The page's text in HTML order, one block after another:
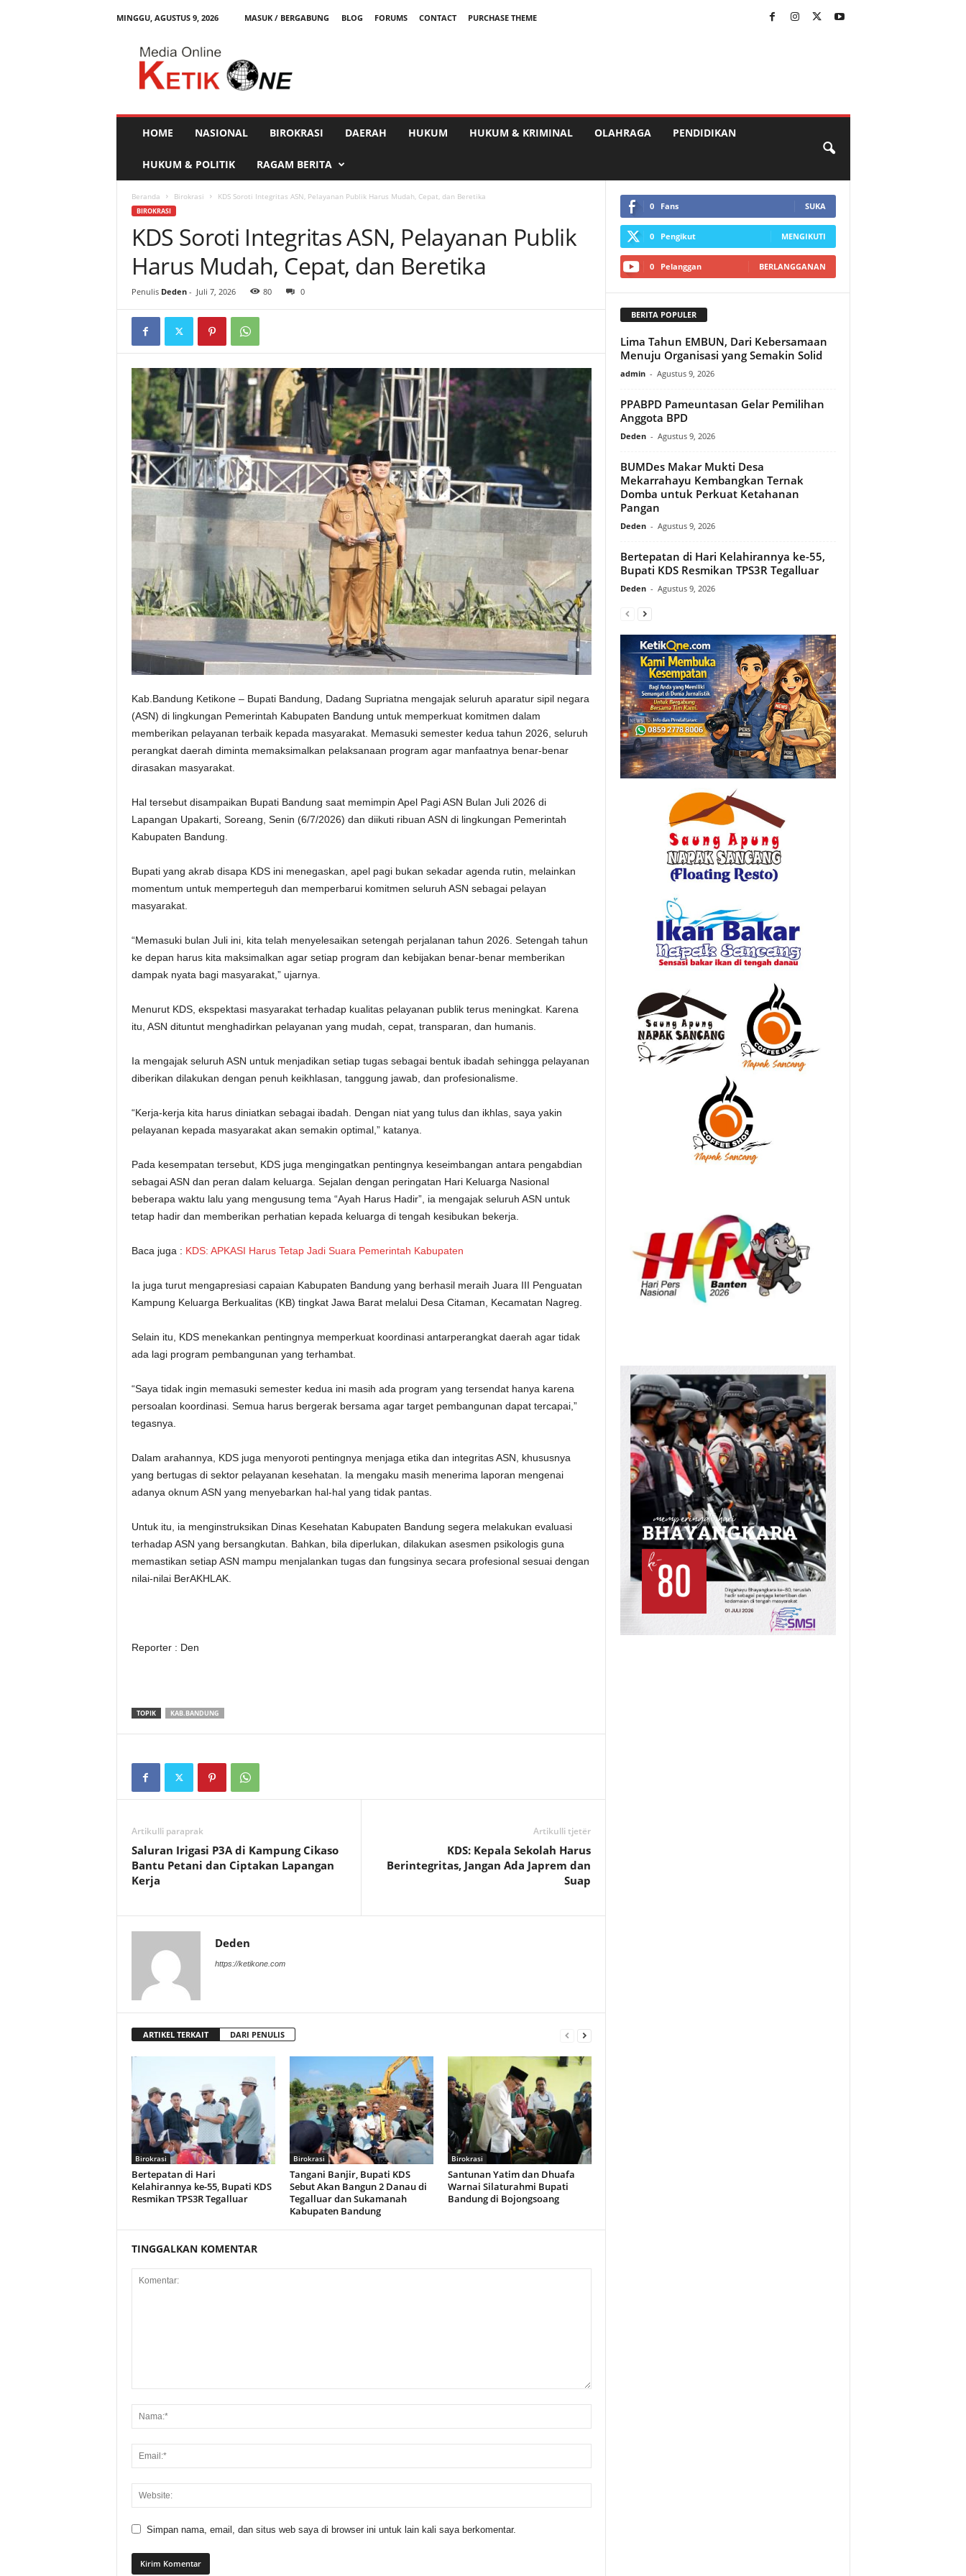
MINGGU, AGUSTUS 9, 2026 MASUK / BERGABUNG BLOG FORUMS CONTACT
PURCHASE THEME
HOME NASIONAL BIROKRASI DAERAH HUKUM HUKUM & KRIMINAL OLAHRAGA PENDIDIKAN
HUKUM & POLITIK RAGAM BERITA
Beranda Birokrasi KDS Soroti Integritas ASN, Pelayanan Publik Harus Mudah, Cepat, dan Beretika
BIROKRASI
KDS Soroti Integritas ASN, Pelayanan Publik
Harus Mudah, Cepat, dan Beretika
Penulis Deden- Juli 7, 2026 80 0
Kab.Bandung Ketikone – Bupati Bandung, Dadang Supriatna mengajak seluruh aparatur sipil negara
(ASN) di lingkungan Pemerintah Kabupaten Bandung untuk memperkuat komitmen dalam
memberikan pelayanan terbaik kepada masyarakat. Memasuki semester kedua tahun 2026, seluruh
perangkat daerah diminta memaksimalkan pelaksanaan program agar manfaatnya benar-benar
dirasakan masyarakat.
Hal tersebut disampaikan Bupati Bandung saat memimpin Apel Pagi ASN Bulan Juli 2026 di
Lapangan Upakarti, Soreang, Senin (6/7/2026) dan diikuti ribuan ASN di lingkungan Pemerintah
Kabupaten Bandung.
Bupati yang akrab disapa KDS ini menegaskan, apel pagi bukan sekadar agenda rutin, melainkan
momentum untuk memperteguh dan memperbarui komitmen seluruh ASN sebagai pelayan
masyarakat.
“Memasuki bulan Juli ini, kita telah menyelesaikan setengah perjalanan tahun 2026. Setengah tahun
ke depan harus kita maksimalkan agar setiap program dan kebijakan benar-benar memberikan
dampak nyata bagi masyarakat,” ujarnya.
Menurut KDS, ekspektasi masyarakat terhadap kualitas pelayanan publik terus meningkat. Karena
itu, ASN dituntut menghadirkan pelayanan yang mudah, cepat, transparan, dan humanis.
Ia mengajak seluruh ASN untuk menjadikan setiap tugas sebagai bentuk ibadah sehingga pelayanan
diberikan dilakukan dengan penuh keikhlasan, tanggung jawab, dan profesionalisme.
“Kerja-kerja kita harus diniatkan sebagai ibadah. Dengan niat yang tulus dan ikhlas, saya yakin
pelayanan kepada masyarakat akan semakin optimal,” katanya.
Pada kesempatan tersebut, KDS juga mengingatkan pentingnya keseimbangan antara pengabdian
sebagai ASN dan peran dalam keluarga. Sejalan dengan peringatan Hari Keluarga Nasional
beberapa waktu lalu yang mengusung tema “Ayah Harus Hadir”, ia mengajak seluruh ASN untuk
tetap hadir dan memberikan perhatian kepada keluarga di tengah kesibukan bekerja.
Baca juga : KDS: APKASI Harus Tetap Jadi Suara Pemerintah Kabupaten
Ia juga turut mengapresiasi capaian Kabupaten Bandung yang berhasil meraih Juara III Penguatan
Kampung Keluarga Berkualitas (KB) tingkat Jawa Barat melalui Desa Citaman, Kecamatan Nagreg.
Selain itu, KDS menekankan pentingnya memperkuat koordinasi antarperangkat daerah agar tidak
ada lagi program pembangunan yang terhambat.
“Saya tidak ingin memasuki semester kedua ini masih ada program yang tersendat hanya karena
persoalan koordinasi. Semua harus bergerak bersama agar target pembangunan dapat tercapai,”
tegasnya.
Dalam arahannya, KDS juga menyoroti pentingnya menjaga etika dan integritas ASN, khususnya
yang bertugas di sektor pelayanan kesehatan. Ia mengaku masih menerima laporan mengenai
adanya oknum ASN yang menyebarkan hal-hal yang tidak pantas.
Untuk itu, ia menginstruksikan Dinas Kesehatan Kabupaten Bandung segera melakukan evaluasi
terhadap ASN yang bersangkutan. Bahkan, bila diperlukan, dilakukan asesmen psikologis guna
memastikan setiap ASN mampu menjalankan tugas dan fungsinya secara profesional sesuai dengan
nilai-nilai BerAKHLAK.
Reporter : Den
TOPIK KAB.BANDUNG
Artikulli paraprak
Saluran Irigasi P3A di Kampung Cikaso
Bantu Petani dan Ciptakan Lapangan
Kerja
Artikulli tjetër
KDS: Kepala Sekolah Harus
Berintegritas, Jangan Ada Japrem dan
Suap
Deden
https://ketikone.com
ARTIKEL TERKAIT DARI PENULIS
Birokrasi
Bertepatan di Hari
Kelahirannya ke-55, Bupati KDS
Resmikan TPS3R Tegalluar
Birokrasi
Tangani Banjir, Bupati KDS
Sebut Akan Bangun 2 Danau di
Tegalluar dan Sukamanah
Kabupaten Bandung
Birokrasi
Santunan Yatim dan Dhuafa
Warnai Silaturahmi Bupati
Bandung di Bojongsoang
TINGGALKAN KOMENTAR
Simpan nama, email, dan situs web saya di browser ini untuk lain kali saya berkomentar.
0 Fans SUKA
0 Pengikut MENGIKUTI
0 Pelanggan BERLANGGANAN
BERITA POPULER
Lima Tahun EMBUN, Dari Kebersamaan
Menuju Organisasi yang Semakin Solid
admin - Agustus 9, 2026
PPABPD Pameuntasan Gelar Pemilihan
Anggota BPD
Deden - Agustus 9, 2026
BUMDes Makar Mukti Desa
Mekarrahayu Kembangkan Ternak
Domba untuk Perkuat Ketahanan
Pangan
Deden - Agustus 9, 2026
Bertepatan di Hari Kelahirannya ke-55,
Bupati KDS Resmikan TPS3R Tegalluar
Deden - Agustus 9, 2026